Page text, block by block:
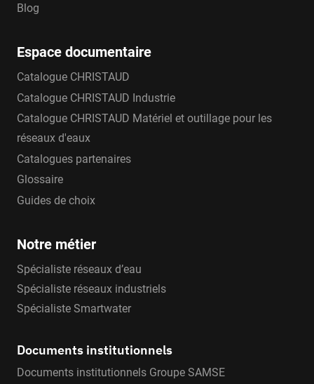
Blog
Espace documentaire
Catalogue CHRISTAUD
Catalogue CHRISTAUD Industrie
Catalogue CHRISTAUD Matériel et outillage pour les
réseaux d'eaux
Catalogues partenaires
Glossaire
Guides de choix
Notre métier
Spécialiste réseaux d’eau
Spécialiste réseaux industriels
Spécialiste Smartwater
Documents institutionnels
Documents institutionnels Groupe SAMSE